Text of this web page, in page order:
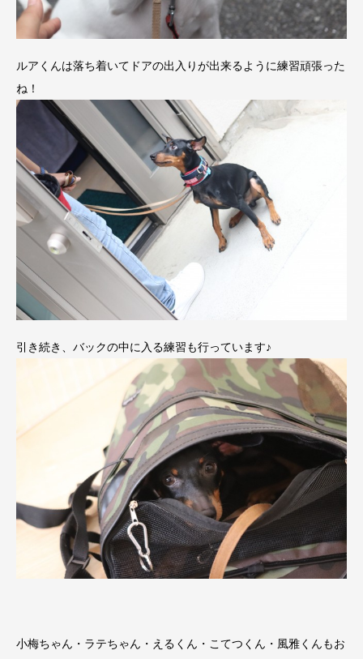
ルアくんは落ち着いてドアの出入りが出来るように練習頑張った
ね！
引き続き、バックの中に入る練習も行っています♪
小梅ちゃん・ラテちゃん・えるくん・こてつくん・風雅くんもお